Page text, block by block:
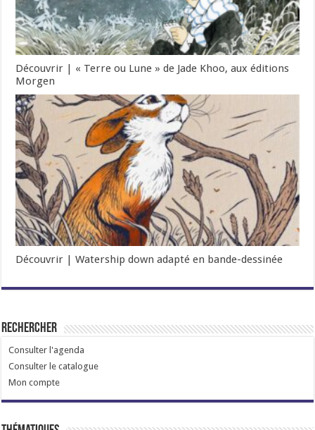
Découvrir | « Terre ou Lune » de Jade Khoo, aux éditions
Morgen
Découvrir | Watership down adapté en bande-dessinée
Rechercher
Consulter l'agenda
Consulter le catalogue
Mon compte